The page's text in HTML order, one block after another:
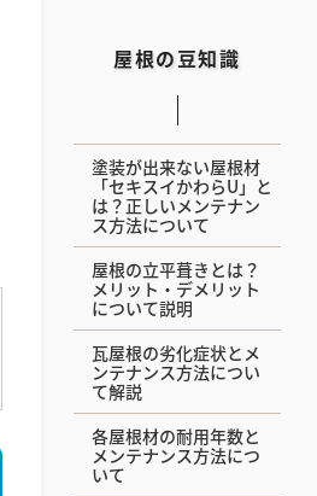
屋根の豆知識
塗装が出来ない屋根材
「セキスイかわらU」と
は？正しいメンテナン
ス方法について
屋根の立平葺きとは？
メリット・デメリット
について説明
瓦屋根の劣化症状とメ
ンテナンス方法につい
て解説
各屋根材の耐用年数と
メンテナンス方法につ
いて